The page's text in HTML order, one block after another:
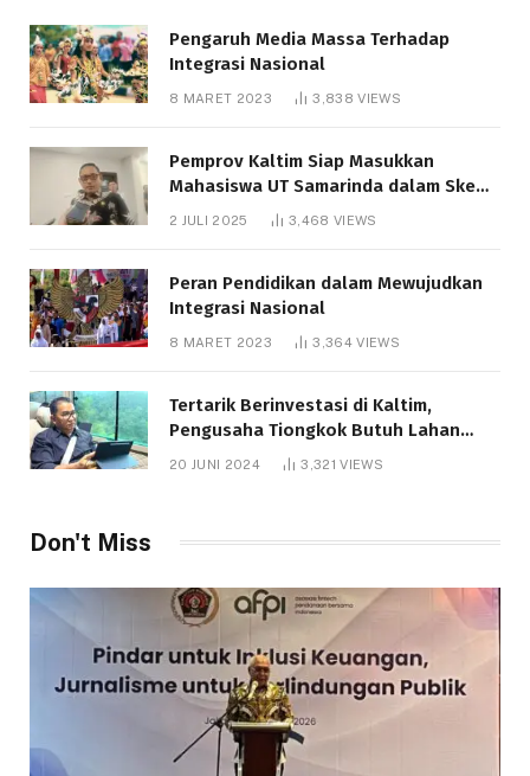
Pengaruh Media Massa Terhadap
Integrasi Nasional
8 MARET 2023 3,838VIEWS
Pemprov Kaltim Siap Masukkan
Mahasiswa UT Samarinda dalam Skema
Bantuan Pendidikan Gratispol
2 JULI 2025 3,468 VIEWS
Peran Pendidikan dalam Mewujudkan
Integrasi Nasional
8 MARET 2023 3,364VIEWS
Tertarik Berinvestasi di Kaltim,
Pengusaha Tiongkok Butuh Lahan
1.000 Hektare
20 JUNI 2024 3,321VIEWS
Don't Miss